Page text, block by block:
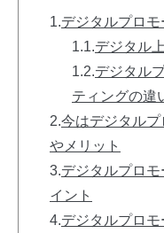
1.デジタルプロ
1.1.デジタル
1.2.デジタル
ティングの違
2.今はデジタル
やメリット
3.デジタルプロ
イント
4.デジタルプロ